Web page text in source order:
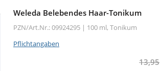
Natur & Homöopathie
Weleda Belebendes Haar-Tonikum
PZN/Art.Nr.: 09924295 | 100 ml, Tonikum
Pflichtangaben
13,95